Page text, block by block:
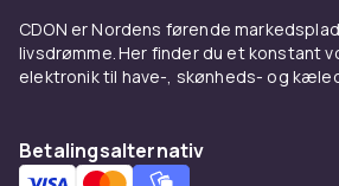
CDON er Nordens førende
livsdrømme. Her finder du et konstant
elektronik til have-, skønheds- og
Betalingsalternativ